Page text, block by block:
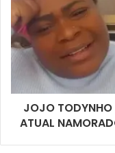
JOJO TODYNHO
ATUAL